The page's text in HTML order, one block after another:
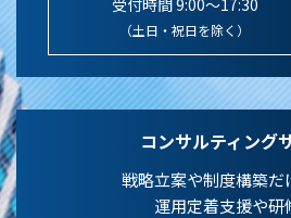
（土日・祝日を除く）
コンサルティング
戦略立案や制度構築だ
運用定着支援や研